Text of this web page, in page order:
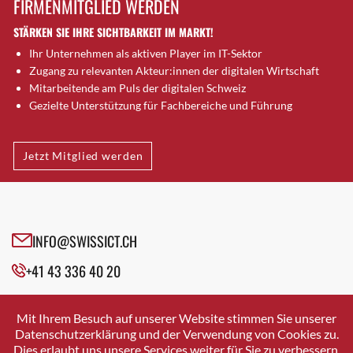
Brugg AG
Brütten
Bubendorf
Bubikon
Buchs (SG)
Bäretswil
Bülach
Cazis
Crissier
Davos Platz
Dierikon
Dietikon
FIRMENMITGLIED WERDEN
STÄRKEN SIE IHRE SICHTBARKEIT IM MARKT!
Ihr Unternehmen als aktiven Player im IT-Sektor
Zugang zu relevanten Akteur:innen der digitalen Wirtschaft
Mitarbeitende am Puls der digitalen Schweiz
Gezielte Unterstützung für Fachbereiche und Führung
Jetzt Mitglied werden
INFO@SWISSICT.CH
+41 43 336 40 20
SWISSICT
VULKANSTRASSE 120
8048 ZURICH
Mit Ihrem Besuch auf unserer Website stimmen Sie unserer
Datenschutzerklärung und der Verwendung von Cookies zu.
Dies erlaubt uns unsere Services weiter für Sie zu verbessern.